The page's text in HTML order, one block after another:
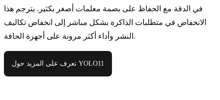
في الدقة مع الحفاظ على بصمة معلمات أصغر بكثير. يترجم هذا
الانخفاض في متطلبات الذاكرة بشكل مباشر إلى انخفاض تكاليف
النشر وأداء أكثر مرونة على أجهزة الحافة.
تعرف على المزيد حول YOLO11